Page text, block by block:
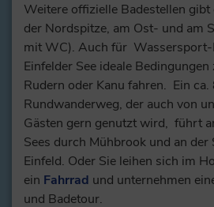
Weitere offizielle Badestellen
der Nordspitze, am Ost- und am
mit WC). Auch für Wassersport-
Einfelder See ideale
Rudern oder Kanu fahren. Ein
Rundwanderweg, der auch von
Gästen gern genutzt wird, führt
Sees durch Mühbrook und an
Einfeld. Oder Sie leihen sich im
ein Fahrrad und unternehmen
und Badetour.